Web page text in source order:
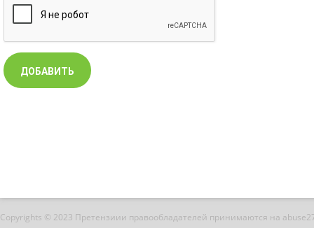
Copyrights © 2023 Претензиии правообладателей принимаются на